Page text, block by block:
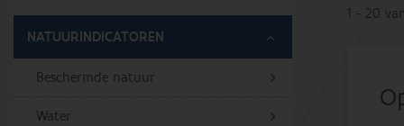
NATUURINDICATOREN
Beschermde natuur
Water
1 - 20